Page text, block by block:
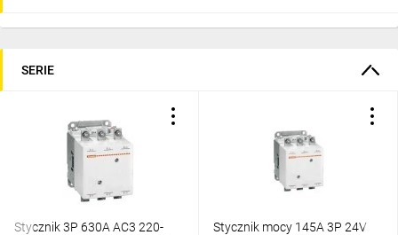
SERIE
Stycznik 3P 630A AC3 220-
Stycznik mocy 145A 3P 24V